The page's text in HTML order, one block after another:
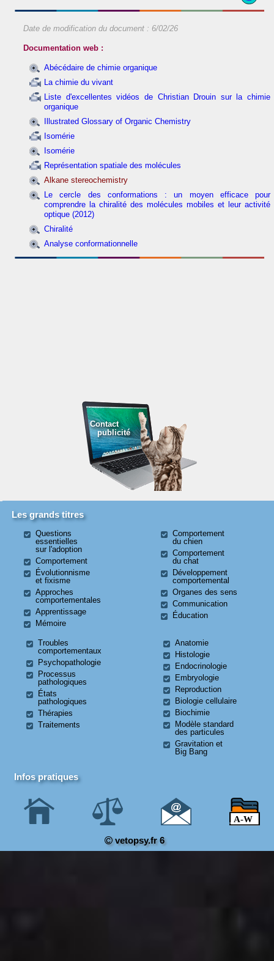
Date de modification du document : 6/02/26
Documentation web :
Abécédaire de chimie organique
La chimie du vivant
Liste d'excellentes vidéos de Christian Drouin sur la chimie
organique
Illustrated Glossary of Organic Chemistry
Isomérie
Isomérie
Représentation spatiale des molécules
Alkane stereochemistry
Le cercle des conformations : un moyen efficace pour
comprendre la chiralité des molécules mobiles et leur activité
optique (2012)
Chiralité
Analyse conformationnelle
Contact
publicité
Les grands titres
Questions
essentielles
sur l'adoption
Comportement
Évolutionnisme
et fixisme
Approches
comportementales
Apprentissage
Mémoire
Comportement
du chien
Comportement
du chat
Développement
comportemental
Organes des sens
Communication
Éducation
Troubles
comportementaux
Psychopathologie
Processus
pathologiques
États
pathologiques
Thérapies
Traitements
Anatomie
Histologie
Endocrinologie
Embryologie
Reproduction
Biologie cellulaire
Biochimie
Modèle standard
des particules
Gravitation et
Big Bang
Infos pratiques
vetopsy.fr 6